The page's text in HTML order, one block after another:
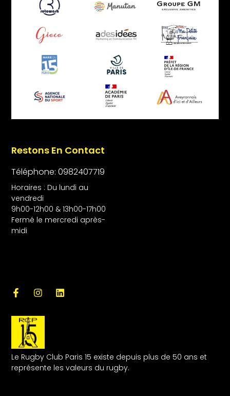
Le Rugby Club Paris 15 existe depuis plus de 50 ans et
représente les valeurs du rugby.
Restons En Contact
Téléphone: 0982407719
Horaires : Du lundi au
vendredi
9h00-12h00 & 13h00-17h00
Fermé le mercredi après-
midi